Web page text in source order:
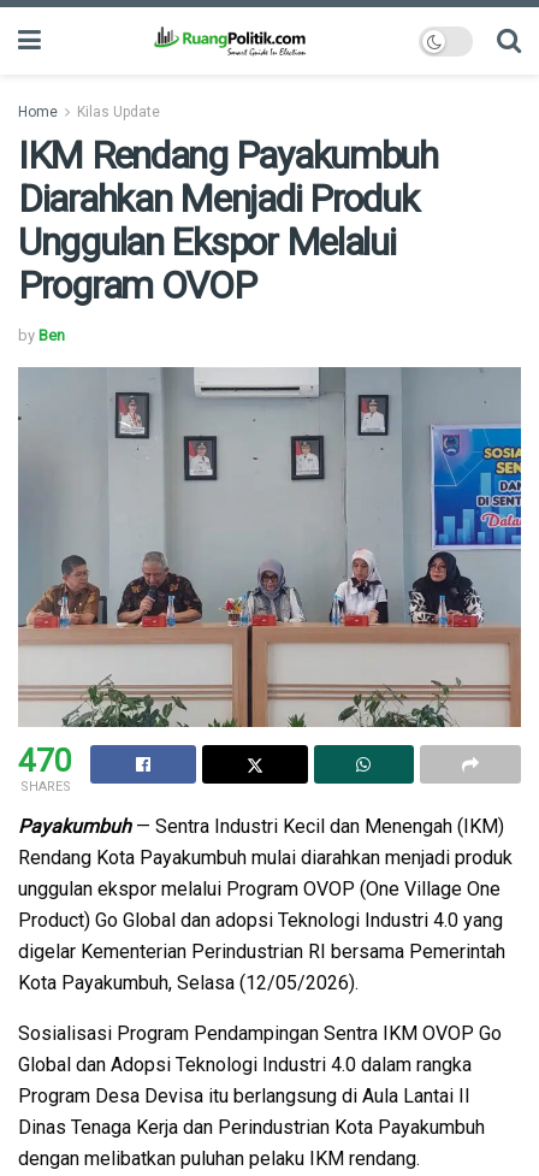
Home Kilas Update
IKM Rendang Payakumbuh
Diarahkan Menjadi Produk
Unggulan Ekspor Melalui
Program OVOP
by Ben
470
SHARES
Payakumbuh— Sentra Industri Kecil dan Menengah (IKM)
Rendang Kota Payakumbuh mulai diarahkan menjadi produk
unggulan ekspor melalui Program OVOP (One Village One
Product) Go Global dan adopsi Teknologi Industri 4.0 yang
digelar Kementerian Perindustrian RI bersama Pemerintah
Kota Payakumbuh, Selasa (12/05/2026).
Sosialisasi Program Pendampingan Sentra IKM OVOP Go
Global dan Adopsi Teknologi Industri 4.0 dalam rangka
Program Desa Devisa itu berlangsung di Aula Lantai II
Dinas Tenaga Kerja dan Perindustrian Kota Payakumbuh
dengan melibatkan puluhan pelaku IKM rendang.